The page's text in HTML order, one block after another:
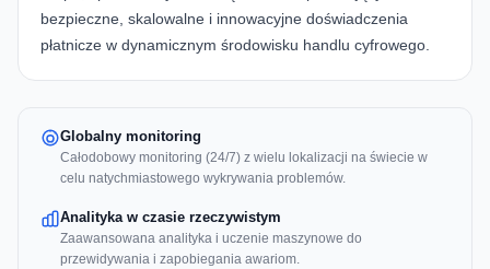
bezpieczne, skalowalne i innowacyjne doświadczenia
płatnicze w dynamicznym środowisku handlu cyfrowego.
Globalny monitoring
Całodobowy monitoring (24/7) z wielu lokalizacji na świecie w
celu natychmiastowego wykrywania problemów.
Analityka w czasie rzeczywistym
Zaawansowana analityka i uczenie maszynowe do
przewidywania i zapobiegania awariom.